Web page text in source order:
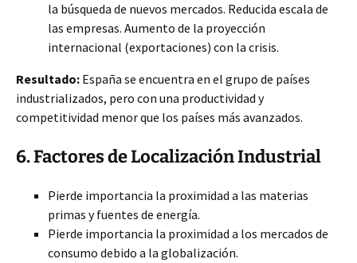
la búsqueda de nuevos mercados. Reducida escala de
las empresas. Aumento de la proyección
internacional (exportaciones) con la crisis.
Resultado: España se encuentra en el grupo de países
industrializados, pero con una productividad y
competitividad menor que los países más avanzados.
6. Factores de Localización Industrial
Pierde importancia la proximidad a las materias
primas y fuentes de energía.
Pierde importancia la proximidad a los mercados de
consumo debido a la globalización.